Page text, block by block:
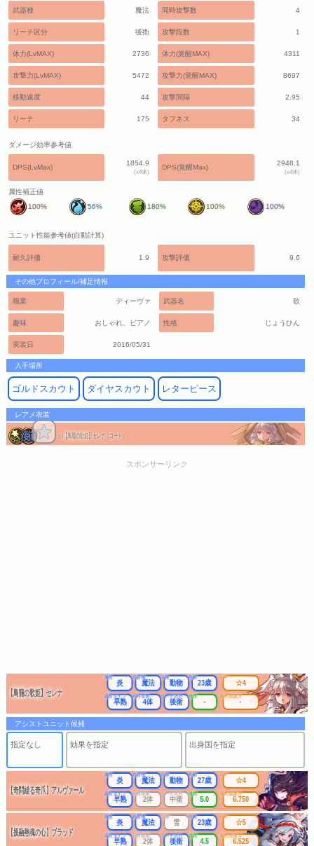
武器種 魔法 同時攻撃数 4
リーチ区分 後衛 攻撃段数 1
体力(LvMAX) 2736 体力(覚醒MAX) 4311
攻撃力(LvMAX) 5472 攻撃力(覚醒MAX) 8697
移動速度 44 攻撃間隔 2.95
リーチ 175 タフネス 34
ダメージ効率参考値
DPS(LvMax)
1854.9
(x4体)
DPS(覚醒Max)
2948.1
(x4体)
属性補正値
100%
56% 180% 100% 100%
ユニット性能参考値(自動計算)
耐久評価 1.9 攻撃評価 9.6
その他プロフィール/補足情報
職業 ディーヴァ 武器名 歌
趣味 おしゃれ、ピアノ 性格 じょうひん
実装日 2016/05/31
入手場所
ゴルドスカウト ダイヤスカウト レターピース
レアメ衣装
☆4 【鳥籠の歌姫】セレナ（コート）
スポンサーリンク
【鳥籠の歌姫】セレナ
属性
炎
武器種
魔法
出身
動物
年齢
23歳
成長タイプ
早熟
同時攻撃
4体
リーチ区分
後衛
連携
-
レア
☆4
最大防護力
-
アシストユニット候補
指定なし 効果を指定 出身国を指定
【奇問繰る奇爪】アルヴァール
属性
炎
武器種
魔法
出身
動物
年齢
27歳
成長タイプ
早熟
同時攻撃
2体
リーチ区分
中衛
連携
5.0
レア
☆4
最大防護力
6.750
【援融熱魂の心】ブラッド
属性
炎
武器種
魔法
出身
雪
年齢
23歳
成長タイプ
早熟
同時攻撃
2体
リーチ区分
後衛
連携
4.5
レア
☆5
最大防護力
6.525